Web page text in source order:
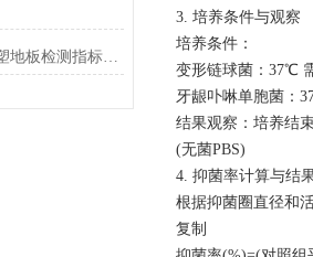
木塑国家检测标准 木塑地板检测指标有哪些
3. 培养条件与观察
培养条件：
变形链球菌：37℃
牙龈卟啉单胞菌：
结果观察：培养结
(无菌PBS)
4. 抑菌率计算与结
根据抑菌圈直径和
复制